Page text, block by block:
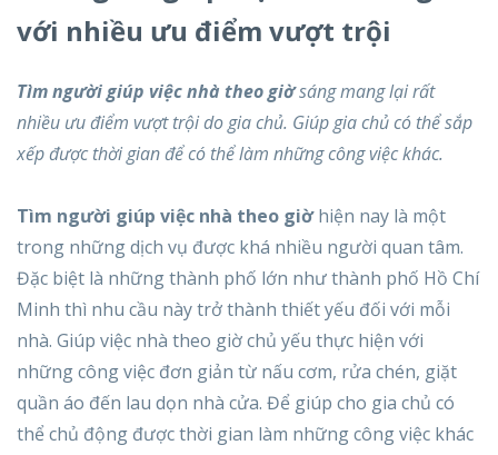
với nhiều ưu điểm vượt trội
Tìm người giúp việc nhà theo giờsáng mang lại rất
nhiều ưu điểm vượt trội do gia chủ. Giúp gia chủ có thể sắp
xếp được thời gian để có thể làm những công việc khác.
Tìm người giúp việc nhà theo giờhiện nay là một
trong những dịch vụ được khá nhiều người quan tâm.
Đặc biệt là những thành phố lớn như thành phố Hồ Chí
Minh thì nhu cầu này trở thành thiết yếu đối với mỗi
nhà. Giúp việc nhà theo giờ chủ yếu thực hiện với
những công việc đơn giản từ nấu cơm, rửa chén, giặt
quần áo đến lau dọn nhà cửa. Để giúp cho gia chủ có
thể chủ động được thời gian làm những công việc khác